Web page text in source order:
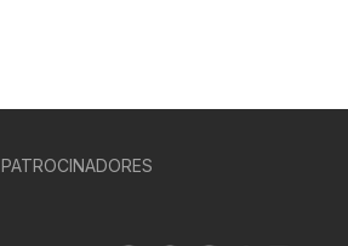
PATROCINADORES